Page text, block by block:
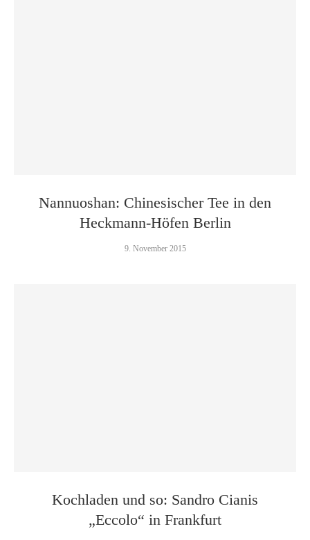
Nannuoshan: Chinesischer Tee in den
Heckmann-Höfen Berlin
9. November 2015
Kochladen und so: Sandro Cianis
„Eccolo“ in Frankfurt